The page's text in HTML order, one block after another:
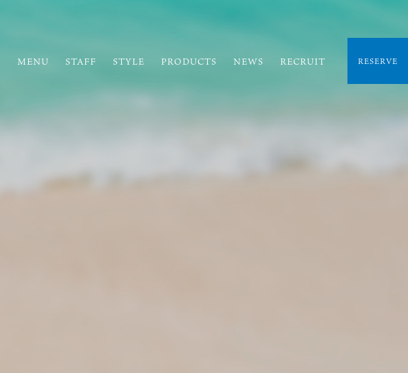
MENU STAFF STYLE PRODUCTS NEWS RECRUIT RESERVE